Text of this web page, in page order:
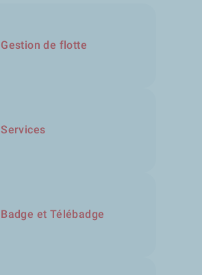
Gestion de flotte
Services
Badge et Télébadge